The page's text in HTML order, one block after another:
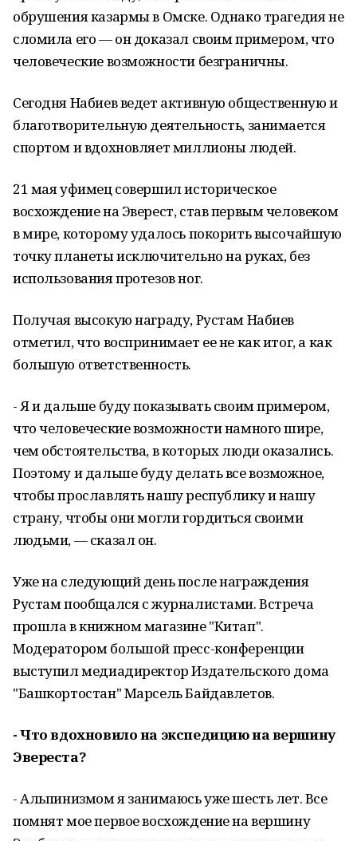
обрушения казармы в Омске. Однако трагедия не
сломила его — он доказал своим примером, что
человеческие возможности безграничны.
Сегодня Набиев ведет активную общественную и
благотворительную деятельность, занимается
спортом и вдохновляет миллионы людей.
21 мая уфимец совершил историческое
восхождение на Эверест, став первым человеком
в мире, которому удалось покорить высочайшую
точку планеты исключительно на руках, без
использования протезов ног.
Получая высокую награду, Рустам Набиев
отметил, что воспринимает ее не как итог, а как
большую ответственность.
- Я и дальше буду показывать своим примером,
что человеческие возможности намного шире,
чем обстоятельства, в которых люди оказались.
Поэтому и дальше буду делать все возможное,
чтобы прославлять нашу республику и нашу
страну, чтобы они могли гордиться своими
людьми, — сказал он.
Уже на следующий день после награждения
Рустам пообщался с журналистами. Встреча
прошла в книжном магазине "Китап".
Модератором большой пресс-конференции
выступил медиадиректор Издательского дома
"Башкортостан" Марсель Байдавлетов.
- Что вдохновило на экспедицию на вершину
Эвереста?
- Альпинизмом я занимаюсь уже шесть лет. Все
помнят мое первое восхождение на вершину